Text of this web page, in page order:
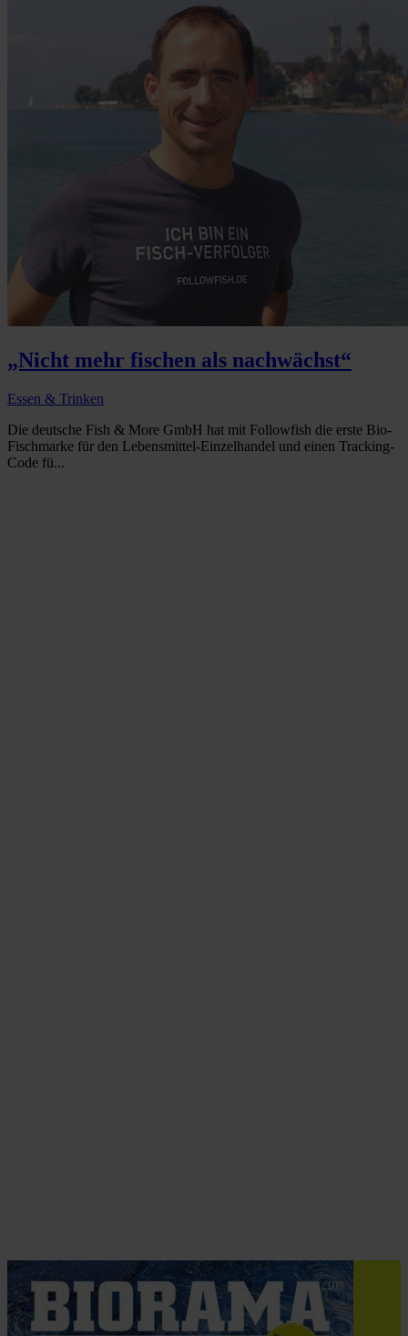
„Nicht mehr fischen als nachwächst“
Essen & Trinken
Die deutsche Fish & More GmbH hat mit Followfish die erste Bio-
Fischmarke für den Lebensmittel-Einzelhandel und einen Tracking-
Code fü...